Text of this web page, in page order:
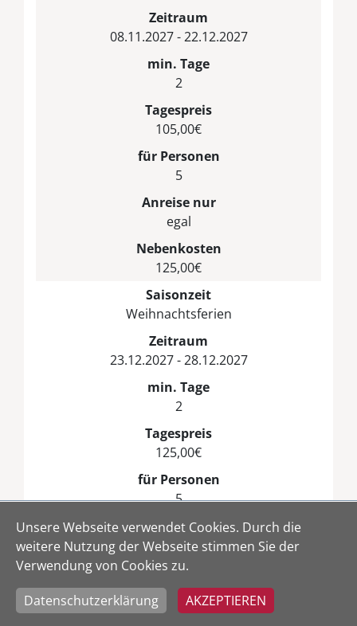
Unsere Webseite verwendet Cookies. Durch die
weitere Nutzung der Webseite stimmen Sie der
Verwendung von Cookies zu.
Datenschutzerklärung
AKZEPTIEREN
Zeitraum
08.11.2027 - 22.12.2027
min. Tage
2
Tagespreis
105,00€
für Personen
5
Anreise nur
egal
Nebenkosten
125,00€
Saisonzeit
Weihnachtsferien
Zeitraum
23.12.2027 - 28.12.2027
min. Tage
2
Tagespreis
125,00€
für Personen
5
Anreise nur
egal
Nebenkosten
125,00€
Saisonzeit